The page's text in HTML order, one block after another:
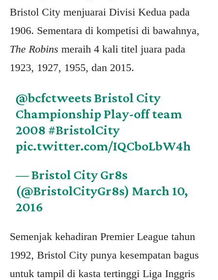
Bristol City menjuarai Divisi Kedua pada
1906. Sementara di kompetisi di bawahnya,
The Robins meraih 4 kali titel juara pada
1923, 1927, 1955, dan 2015.
@bcfctweetsBristol City
Championship Play-off team
2008 #BristolCity
pic.twitter.com/IQCboLbW4h
— Bristol City Gr8s
(@BristolCityGr8s) March 10,
2016
Semenjak kehadiran Premier League tahun
1992, Bristol City punya kesempatan bagus
untuk tampil di kasta tertinggi Liga Inggris